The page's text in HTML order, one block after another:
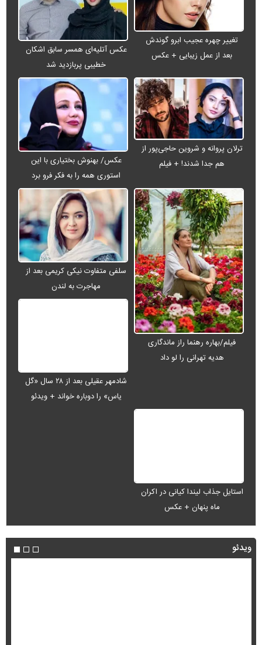
تغییر چهره عجیب ابرو گوندش
بعد از عمل زیبایی + عکس
عکس آتلیه‌ای همسر سابق اشکان
خطیبی پربازدید شد
ترلان پروانه و شروین حاجی‌پور از
هم جدا شدند! + فیلم
عکس/ بهنوش بختیاری با این
استوری همه را به فکر فرو برد
فیلم/بهاره رهنما راز ماندگاری
هدیه تهرانی را لو داد
سلفی متفاوت نیکی کریمی بعد از
مهاجرت به لندن
شادمهر عقیلی بعد از ۲۸ سال «گل
یاس» را دوباره خواند + ویدئو
استایل جذاب لیندا کیانی در اکران
ماه پنهان + عکس
ویدئو